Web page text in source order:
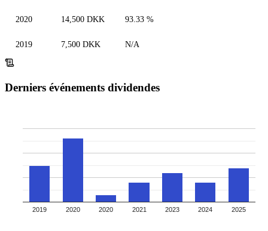
2020 14,500 DKK 93.33 %
2019 7,500 DKK N/A
Derniers événements dividendes
2019 2020 2020 2021 2023 2024 2025